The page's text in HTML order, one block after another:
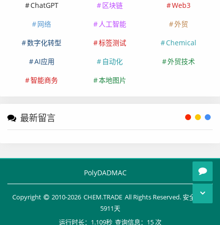
ChatGPT
区块链
Web3
网络
人工智能
外贸
数字化转型
标签测试
Chemical
AI应用
自动化
外贸技术
智能商务
本地图片
最新留言
PolyDADMAC
Copyright 2010-2026 CHEM.TRADE All Rights Reserved. 安全运行
5911天
运行时长：1.109秒 查询信息：15 次